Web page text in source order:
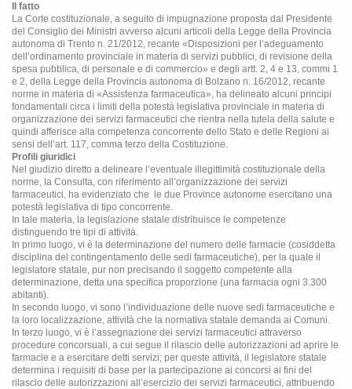
Il fatto
La Corte costituzionale, a seguito di impugnazione proposta dal Presidente
del Consiglio dei Ministri avverso alcuni articoli della Legge della Provincia
autonoma di Trento n. 21/2012, recante «Disposizioni per l’adeguamento
dell’ordinamento provinciale in materia di servizi pubblici, di revisione della
spesa pubblica, di personale e di commercio» e degli artt. 2, 4 e 13, commi 1
e 2, della Legge della Provincia autonoma di Bolzano n. 16/2012, recante
norme in materia di «Assistenza farmaceutica», ha delineato alcuni principi
fondamentali circa i limiti della potestà legislativa provinciale in materia di
organizzazione dei servizi farmaceutici che rientra nella tutela della salute e
quindi afferisce alla competenza concorrente dello Stato e delle Regioni ai
sensi dell’art. 117, comma terzo della Costituzione.
Profili giuridici
Nel giudizio diretto a delineare l’eventuale illegittimità costituzionale della
norme, la Consulta, con riferimento all’organizzazione dei servizi
farmaceutici, ha evidenziato che
le due Province autonome esercitano una
potestà legislativa di tipo concorrente.
In tale materia, la legislazione statale distribuisce le competenze
distinguendo tre tipi di attività.
In primo luogo, vi è la determinazione del numero delle farmacie (cosiddetta
disciplina del contingentamento delle sedi farmaceutiche), per la quale il
legislatore statale, pur non precisando il soggetto competente alla
determinazione, detta una specifica proporzione (una farmacia ogni 3.300
abitanti).
In secondo luogo, vi sono l’individuazione delle nuove sedi farmaceutiche e
la loro localizzazione, attività che la normativa statale demanda ai Comuni.
In terzo luogo, vi è l’assegnazione dei servizi farmaceutici attraverso
procedure concorsuali, a cui segue il rilascio delle autorizzazioni ad aprire le
farmacie e a esercitare detti servizi; per queste attività, il legislatore statale
determina i requisiti di base per la partecipazione ai concorsi ai fini del
rilascio delle autorizzazioni all’esercizio dei servizi farmaceutici, attribuendo